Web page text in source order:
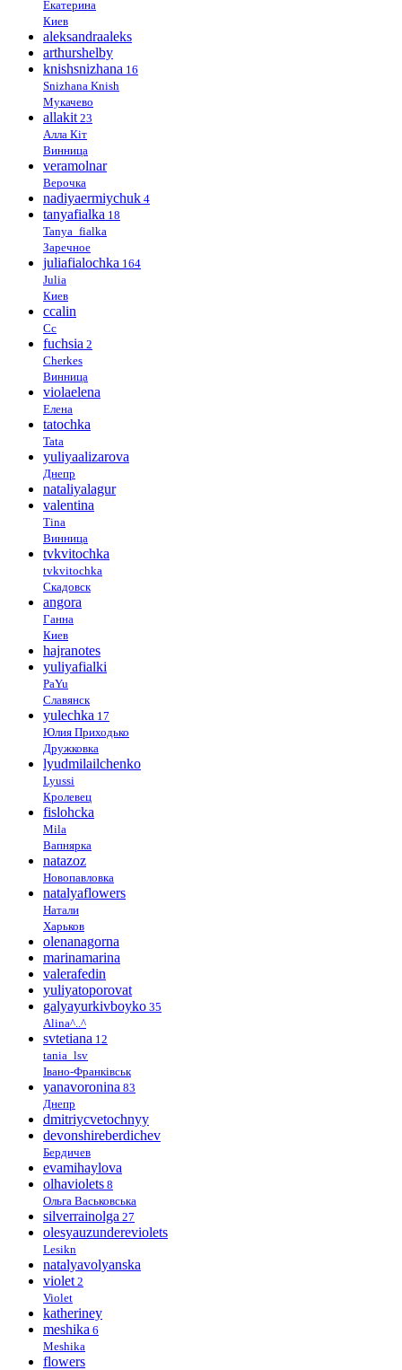
Екатерина
Киев
aleksandraaleks
arthurshelby
knishsnizhana 16
Snizhana Knish
Мукачево
allakit 23
Алла Кіт
Винница
veramolnar
Верочка
nadiyaermiychuk 4
tanyafialka 18
Tanya_fialka
Заречное
juliafialochka 164
Julia
Киев
ccalin
Cc
fuchsia 2
Cherkes
Винница
violaelena
Елена
tatochka
Tata
yuliyaalizarova
Днепр
nataliyalagur
valentina
Tina
Винница
tvkvitochka
tvkvitochka
Скадовск
angora
Ганна
Киев
hajranotes
yuliyafialki
PaYu
Славянск
yulechka 17
Юлия Приходько
Дружковка
lyudmilailchenko
Lyussi
Кролевец
fislohcka
Mila
Вапнярка
natazoz
Новопавловка
natalyaflowers
Натали
Харьков
olenanagorna
marinamarina
valerafedin
yuliyatoporovat
galyayurkivboyko 35
Alina^..^
svtetiana 12
tania_lsv
Івано-Франківськ
yanavoronina 83
Днепр
dmitriycvetochnyy
devonshireberdichev
Бердичев
evamihaylova
olhaviolets 8
Ольга Васьковська
silverrainolga 27
olesyauzundereviolets
Lesikn
natalyavolyanska
violet 2
Violet
katheriney
meshika 6
Meshika
flowers